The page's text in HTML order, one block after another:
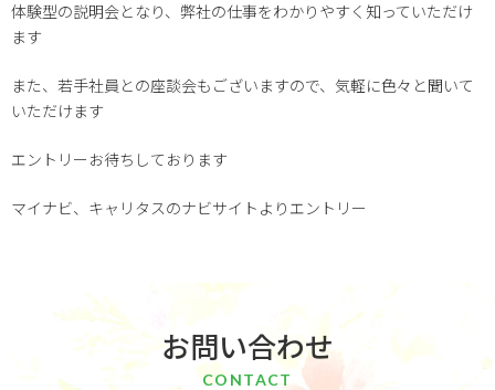
体験型の説明会となり、弊社の仕事をわかりやすく知っていただけ
ます
また、若手社員との座談会もございますので、気軽に色々と聞いて
いただけます
エントリーお待ちしております
マイナビ、キャリタスのナビサイトよりエントリー
お問い合わせ
CONTACT